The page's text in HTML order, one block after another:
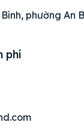
phường An
phí